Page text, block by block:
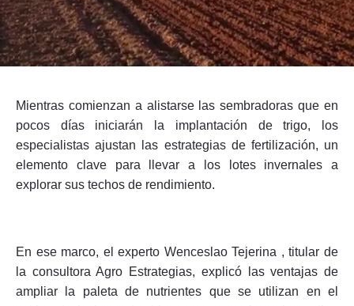
Seguinos
Mientras comienzan a alistarse las sembradoras que en
pocos días iniciarán la implantación de trigo, los
especialistas ajustan las estrategias de fertilización, un
elemento clave para llevar a los lotes invernales a
explorar sus techos de rendimiento.
En ese marco, el experto Wenceslao Tejerina , titular de
la consultora Agro Estrategias, explicó las ventajas de
ampliar la paleta de nutrientes que se utilizan en el